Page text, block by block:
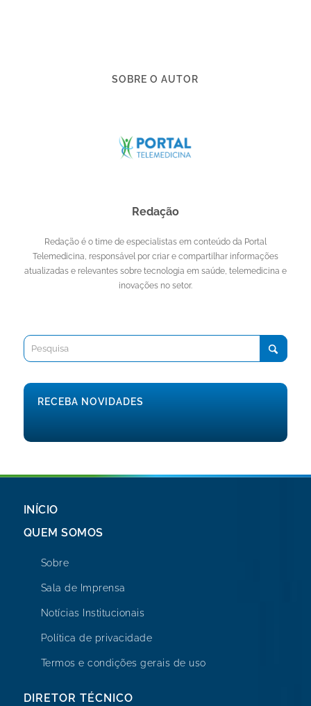
SOBRE O AUTOR
Redação
Redação é o time de especialistas em conteúdo da Portal
Telemedicina, responsável por criar e compartilhar informações
atualizadas e relevantes sobre tecnologia em saúde, telemedicina e
inovações no setor.
RECEBA NOVIDADES
INÍCIO
QUEM SOMOS
Sobre
Sala de Imprensa
Notícias Institucionais
Política de privacidade
Termos e condições gerais de uso
DIRETOR TÉCNICO